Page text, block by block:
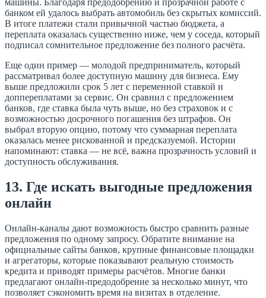
банком ей удалось выбрать автомобиль без скрытых комиссий.
В итоге платежи стали привычной частью бюджета, а
переплата оказалась существенно ниже, чем у соседа, который
подписал сомнительное предложение без полного расчёта.
Еще один пример — молодой предприниматель, который
рассматривал более доступную машину для бизнеса. Ему
выше предложили срок 5 лет с переменной ставкой и
доппереплатами за сервис. Он сравнил с предложением
банков, где ставка была чуть выше, но без страховок и с
возможностью досрочного погашения без штрафов. Он
выбрал вторую опцию, потому что суммарная переплата
оказалась менее рискованной и предсказуемой. Истории
напоминают: ставка — не всё, важна прозрачность условий и
доступность обслуживания.
13. Где искать выгодные предложения
онлайн
Онлайн-каналы дают возможность быстро сравнить разные
предложения по одному запросу. Обратите внимание на
официальные сайты банков, крупные финансовые площадки
и агрегаторы, которые показывают реальную стоимость
кредита и приводят примеры расчётов. Многие банки
предлагают онлайн-предодобрение за несколько минут, что
позволяет сэкономить время на визитах в отделение.